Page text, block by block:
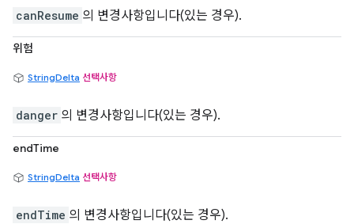
canResume 의 변경사항입니다(있는 경우).
위험
StringDelta 선택사항
danger 의 변경사항입니다(있는 경우).
endTime
StringDelta 선택사항
endTime 의 변경사항입니다(있는 경우).